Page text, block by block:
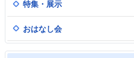
特集・展示
おはなし会